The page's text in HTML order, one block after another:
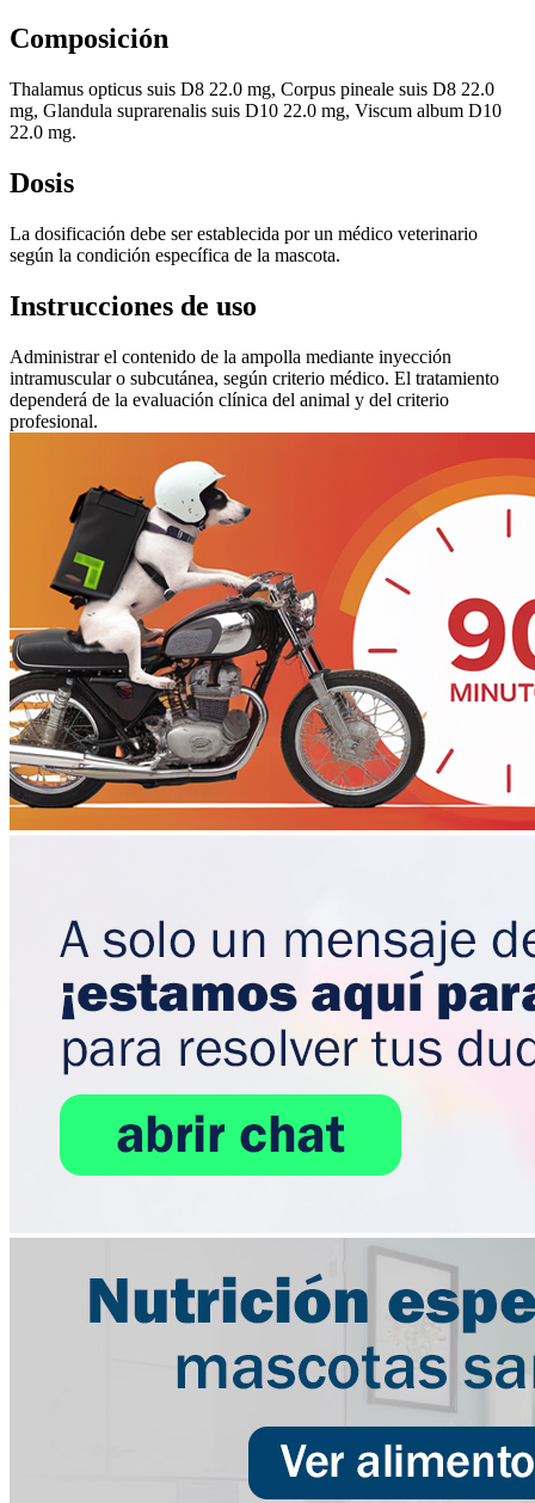
Composición
Thalamus opticus suis D8 22.0 mg, Corpus pineale suis D8 22.0
mg, Glandula suprarenalis suis D10 22.0 mg, Viscum album D10
22.0 mg.
Dosis
La dosificación debe ser establecida por un médico veterinario
según la condición específica de la mascota.
Instrucciones de uso
Administrar el contenido de la ampolla mediante inyección
intramuscular o subcutánea, según criterio médico. El tratamiento
dependerá de la evaluación clínica del animal y del criterio
profesional.